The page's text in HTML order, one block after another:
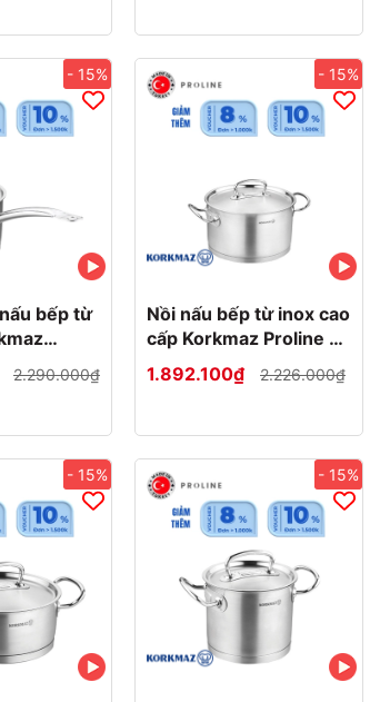
- 15%
bếp từ
nắp inox
- Ø16x10cm - A1157
2.290.000₫
- 15%
Nồi nấu bếp từ inox cao
cấp Korkmaz Proline 2
lít - Ø16x10cm - A1160
1.892.100₫ 2.226.000₫
- 15% - 15%